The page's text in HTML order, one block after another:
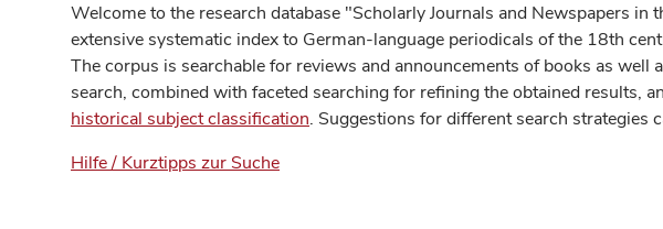
Welcome to the research database "Scholarly Journals and Newspapers
extensive systematic index to German-language periodicals of the 18th
The corpus is searchable for reviews and announcements of books as
search, combined with faceted searching for refining the obtained results,
historical subject classification. Suggestions for different search strategies
Hilfe / Kurztipps zur Suche